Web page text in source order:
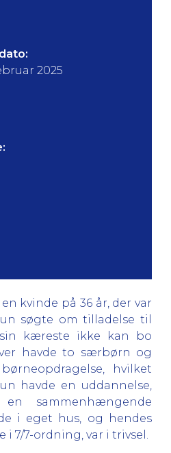
2025
kvinde på 36 år, der var
søgte om tilladelse til
kæreste ikke kan bo
havde to særbørn og
hvilket
havde en uddannelse,
sammenhængende
i eget hus, og hendes
7/7-ordning, var i trivsel.